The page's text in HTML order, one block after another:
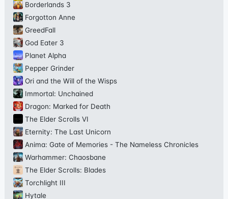
Borderlands 3
Forgotton Anne
GreedFall
God Eater 3
Planet Alpha
Pepper Grinder
Ori and the Will of the Wisps
Immortal: Unchained
Dragon: Marked for Death
The Elder Scrolls VI
Eternity: The Last Unicorn
Anima: Gate of Memories - The Nameless Chronicles
Warhammer: Chaosbane
The Elder Scrolls: Blades
Torchlight III
Hytale